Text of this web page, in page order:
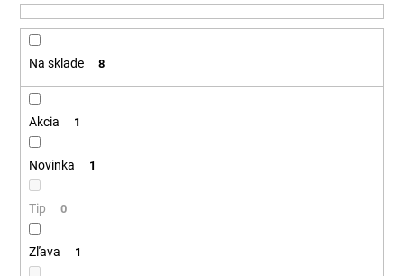
u
k
Na sklade 8
Akcia 1
Novinka 1
Tip 0
Zľava 1
á
ť